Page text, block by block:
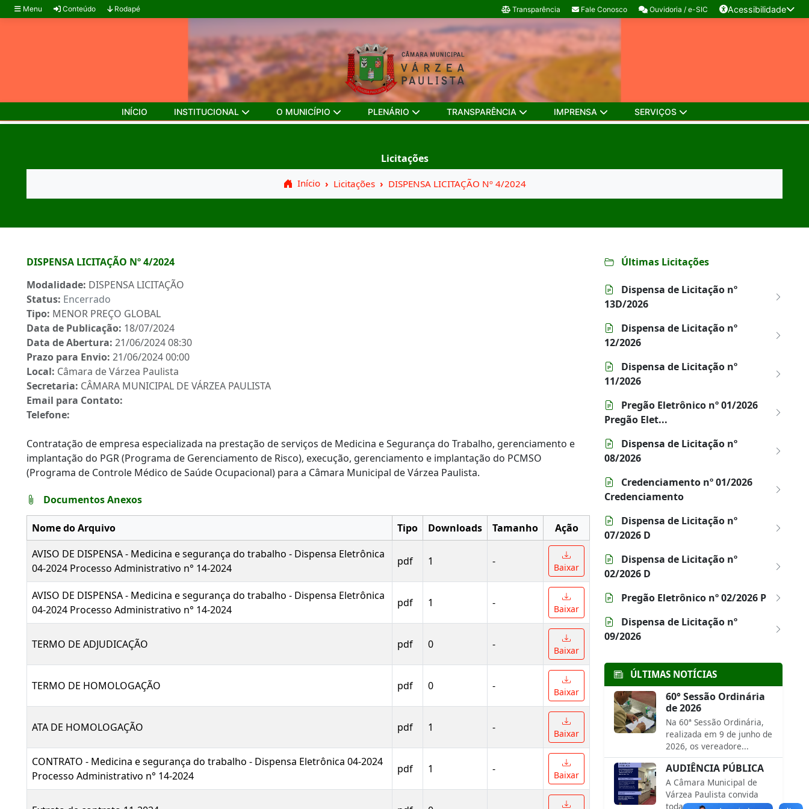
Menu Conteúdo Rodapé Transparência Fale Conosco Ouvidoria / e-SIC Acessibilidade
INÍCIO INSTITUCIONAL O MUNICÍPIO PLENÁRIO TRANSPARÊNCIA IMPRENSA SERVIÇOS
Licitações
Início Licitações DISPENSA LICITAÇÃO Nº 4/2024
DISPENSA LICITAÇÃO Nº 4/2024
Modalidade: DISPENSA LICITAÇÃO
Status: Encerrado
Tipo: MENOR PREÇO GLOBAL
Data de Publicação: 18/07/2024
Data de Abertura: 21/06/2024 08:30
Prazo para Envio: 21/06/2024 00:00
Local: Câmara de Várzea Paulista
Secretaria: CÂMARA MUNICIPAL DE VÁRZEA PAULISTA
Email para Contato:
Telefone:
Contratação de empresa especializada na prestação de serviços de Medicina e Segurança do Trabalho, gerenciamento e
implantação do PGR (Programa de Gerenciamento de Risco), execução, gerenciamento e implantação do PCMSO
(Programa de Controle Médico de Saúde Ocupacional) para a Câmara Municipal de Várzea Paulista.
Documentos Anexos
Nome do Arquivo Tipo Downloads Tamanho
Ação
AVISO DE DISPENSA - Medicina e segurança do trabalho - Dispensa Eletrônica
04-2024 Processo Administrativo n° 14-2024
pdf 1 - Baixar
AVISO DE DISPENSA - Medicina e segurança do trabalho - Dispensa Eletrônica
04-2024 Processo Administrativo n° 14-2024
pdf 1 - Baixar
TERMO DE ADJUDICAÇÃO pdf 0 - Baixar
TERMO DE HOMOLOGAÇÃO pdf 0 - Baixar
ATA DE HOMOLOGAÇÃO pdf 1 - Baixar
CONTRATO - Medicina e segurança do trabalho - Dispensa Eletrônica 04-2024
Processo Administrativo n° 14-2024
pdf 1 - Baixar
Últimas Licitações
Dispensa de Licitação nº
13D/2026
Dispensa de Licitação nº
12/2026
Dispensa de Licitação nº
11/2026
Pregão Eletrônico nº 01/2026
Pregão Elet...
Dispensa de Licitação nº
08/2026
Credenciamento nº 01/2026
Credenciamento
Dispensa de Licitação nº
07/2026 D
Dispensa de Licitação nº
02/2026 D
Pregão Eletrônico nº 02/2026 P
Dispensa de Licitação nº
09/2026
ÚLTIMAS NOTÍCIAS
60° Sessão Ordinária
de 2026
Na 60ª Sessão Ordinária,
realizada em 9 de junho de
2026, os vereadore...
AUDIÊNCIA PÚBLICA
A Câmara Municipal de
Várzea Paulista convida
toda a população para pa...